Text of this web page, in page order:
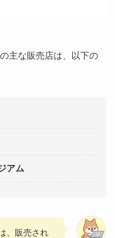
主な販売店は、以下の
アム
、販売され